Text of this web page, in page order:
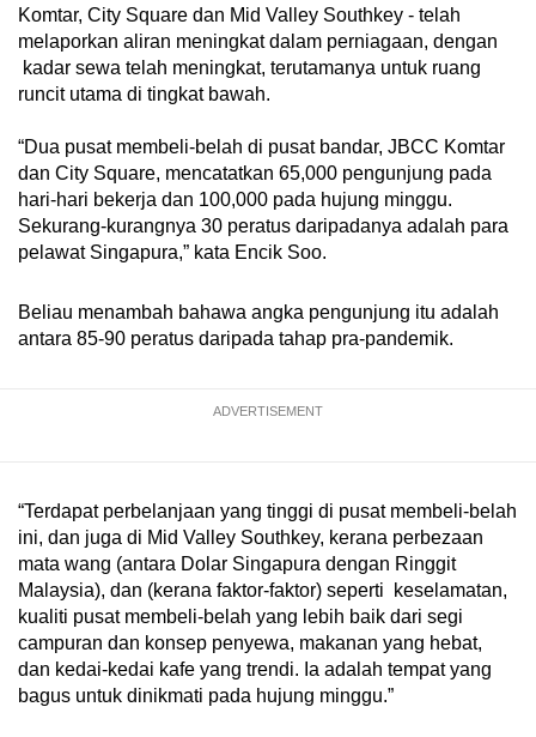
Komtar, City Square dan Mid Valley Southkey - telah
melaporkan aliran meningkat dalam perniagaan, dengan
kadar sewa telah meningkat, terutamanya untuk ruang
runcit utama di tingkat bawah.
“Dua pusat membeli-belah di pusat bandar, JBCC Komtar
dan City Square, mencatatkan 65,000 pengunjung pada
hari-hari bekerja dan 100,000 pada hujung minggu.
Sekurang-kurangnya 30 peratus daripadanya adalah para
pelawat Singapura,” kata Encik Soo.
Beliau menambah bahawa angka pengunjung itu adalah
antara 85-90 peratus daripada tahap pra-pandemik.
ADVERTISEMENT
“Terdapat perbelanjaan yang tinggi di pusat membeli-belah
ini, dan juga di Mid Valley Southkey, kerana perbezaan
mata wang (antara Dolar Singapura dengan Ringgit
Malaysia), dan (kerana faktor-faktor) seperti keselamatan,
kualiti pusat membeli-belah yang lebih baik dari segi
campuran dan konsep penyewa, makanan yang hebat,
dan kedai-kedai kafe yang trendi. Ia adalah tempat yang
bagus untuk dinikmati pada hujung minggu.”